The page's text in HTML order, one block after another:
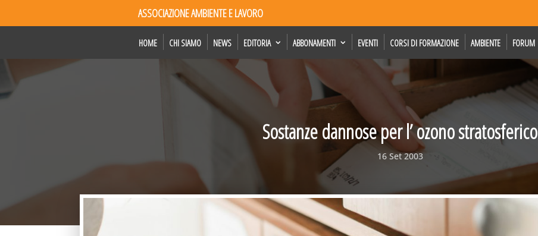
ASSOCIAZIONE AMBIENTE E LAVORO
HOME CHI SIAMO NEWS EDITORIA ABBONAMENTI EVENTI CORSI DI FORMAZIONE AMBIENTE FORUM
Sostanze dannose per l’ ozono stratosferico
16 Set 2003